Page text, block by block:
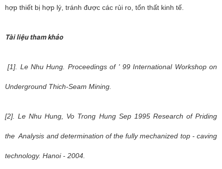
hợp thiết bị hợp lý, tránh được các rủi ro, tổn thất kinh tế.
Tài liệu tham khảo
[1]. Le Nhu Hung. Proceedings of ' 99 International Workshop on
Underground Thich-Seam Mining.
[2]. Le Nhu Hung, Vo Trong Hung Sep 1995 Research of Priding
the Analysis and determination of the fully mechanized top - caving
technology. Hanoi - 2004.